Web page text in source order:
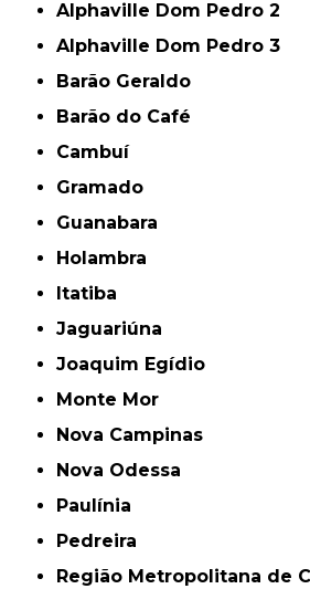
Alphaville Dom Pedro 2
Alphaville Dom Pedro 3
Barão Geraldo
Barão do Café
Cambuí
Gramado
Guanabara
Holambra
Itatiba
Jaguariúna
Joaquim Egídio
Monte Mor
Nova Campinas
Nova Odessa
Paulínia
Pedreira
Região Metropolitana de